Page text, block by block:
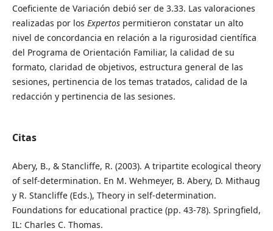
Coeficiente de Variación debió ser de 3.33. Las valoraciones
realizadas por los Expertospermitieron constatar un alto
nivel de concordancia en relación a la rigurosidad científica
del Programa de Orientación Familiar, la calidad de su
formato, claridad de objetivos, estructura general de las
sesiones, pertinencia de los temas tratados, calidad de la
redacción y pertinencia de las sesiones.
Citas
Abery, B., & Stancliffe, R. (2003). A tripartite ecological theory
of self-determination. En M. Wehmeyer, B. Abery, D. Mithaug
y R. Stancliffe (Eds.), Theory in self-determination.
Foundations for educational practice (pp. 43-78). Springfield,
IL: Charles C. Thomas.